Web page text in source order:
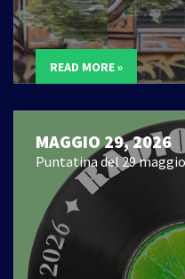
READ MORE »
MAGGIO 29, 2026
Puntatina del 29